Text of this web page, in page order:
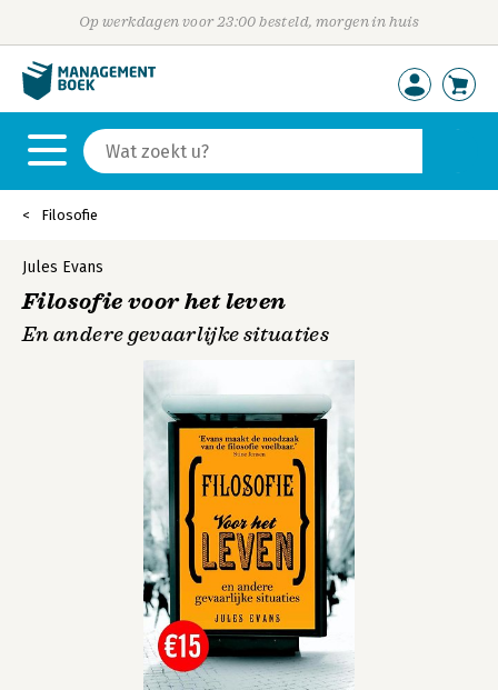
Op werkdagen voor 23:00 besteld, morgen in huis
Filosofie
Jules Evans
Filosofie voor het leven
En andere gevaarlijke situaties